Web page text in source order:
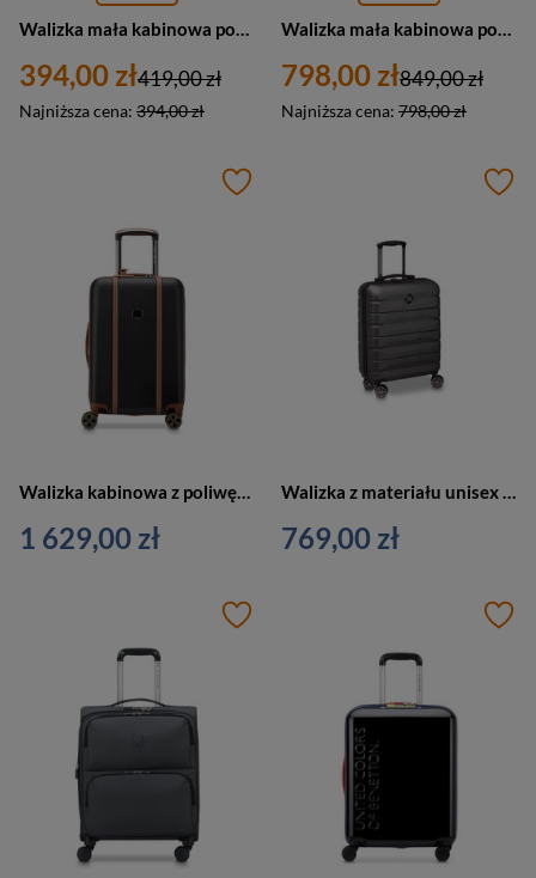
Walizka mała kabinowa podróżna czarna 4 kółka - Travelite Chios 80047-01
394,00 zł
Najniższa cena: 394,00 zł
419,00 zł
Walizka mała kabinowa podróżna czarna 4 kółka - Travelite Priima 91647-01
798,00 zł
Najniższa cena: 798,00 zł
849,00 zł
1 629,00 zł 769,00 zł